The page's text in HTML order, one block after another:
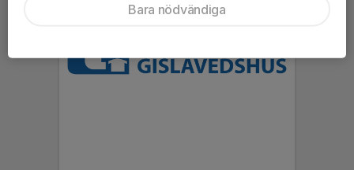
Bara nödvändiga